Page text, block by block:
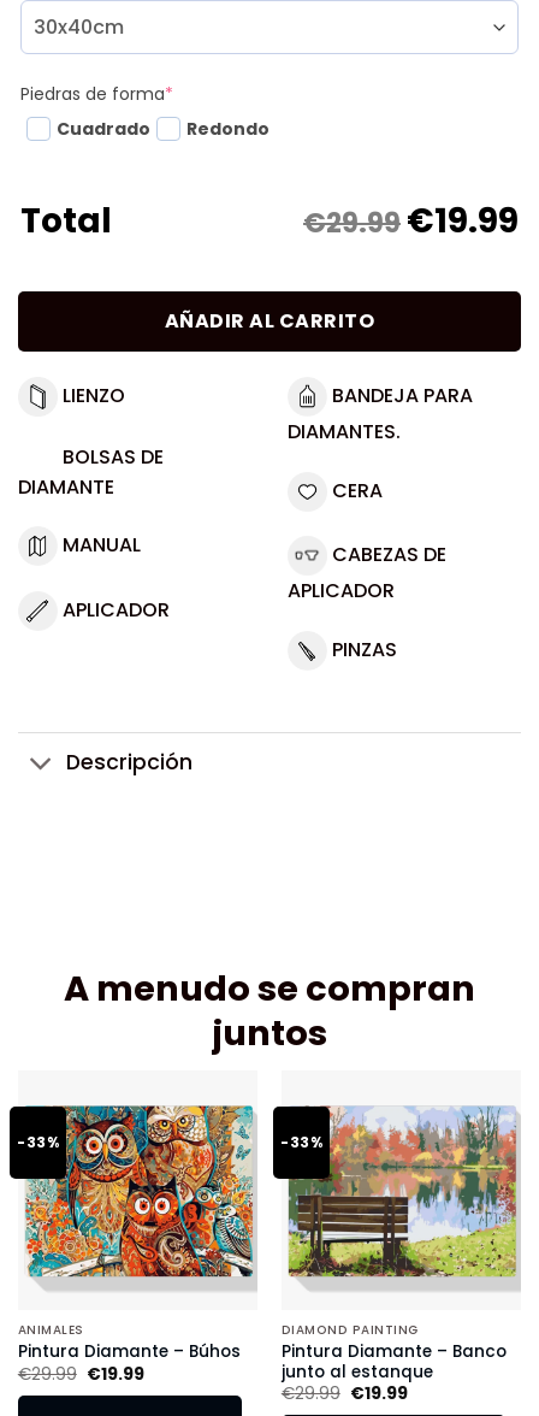
Piedras de forma*
Cuadrado
Redondo
Total €29.99€19.99
AÑADIR AL CARRITO
LIENZO
BOLSAS DE
DIAMANTE
MANUAL
APLICADOR
BANDEJA PARA
DIAMANTES.
CERA
CABEZAS DE
APLICADOR
PINZAS
Descripción
A menudo se compran
juntos
-33%
ANIMALES
Pintura Diamante – Búhos
€29.99 €19.99
-33%
DIAMOND PAINTING
Pintura Diamante – Banco
junto al estanque
€29.99 €19.99